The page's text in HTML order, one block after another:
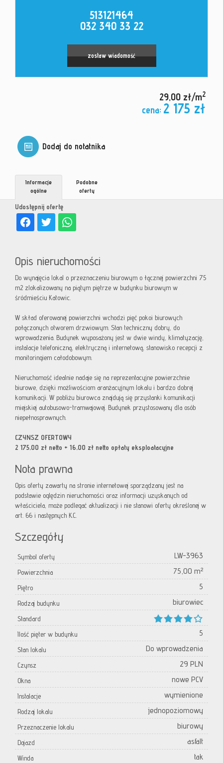
513121464
032 340 33 22
zostaw wiadomość
29,00 zł/m2
cena: 2 175 zł
Dodaj do notatnika
Udostępnij ofertę
Informacje
ogólne
Podobne
oferty
Opis nieruchomości
Do wynajęcia lokal o przeznaczeniu biurowym o łącznej powierzchni 75
m2 zlokalizowany na piątym piętrze w budynku biurowym w
śródmieściu Katowic.
W skład oferowanej powierzchni wchodzi pięć pokoi biurowych
połączonych otworem drzwiowym. Stan techniczny dobry, do
wprowadzenia. Budynek wyposażony jest w dwie windy, klimatyzację,
instalacje telefoniczną, elektryczną i internetową, stanowisko recepcji z
monitoringiem całodobowym.
Nieruchomość idealnie nadaje się na reprezentacyjne powierzchnie
biurowe, dzięki możliwościom aranżacyjnym lokalu i bardzo dobrej
komunikacji. W pobliżu biurowca znajdują się przystanki komunikacji
miejskiej autobusowo-tramwajowej. Budynek przystosowany dla osób
niepełnosprawnych.
CZYNSZ OFERTOWY
2 175,00 zł netto + 16,00 zł netto opłaty eksploatacyjne
Nota prawna
Opis oferty zawarty na stronie internetowej sporządzany jest na
podstawie oględzin nieruchomości oraz informacji uzyskanych od
właściciela, może podlegać aktualizacji i nie stanowi oferty określonej w
art. 66 i następnych K.C.
Szczegóły
Symbol oferty LW-3963
Powierzchnia 75,00 m²
Piętro 5
Rodzaj budynku biurowiec
Standard
Ilość pięter w budynku
5
Stan lokalu Do wprowadzenia
Czynsz 29 PLN
Okna nowe PCV
Instalacje wymienione
Rodzaj lokalu jednopoziomowy
Przeznaczenie lokalu biurowy
Dojazd asfalt
Winda tak